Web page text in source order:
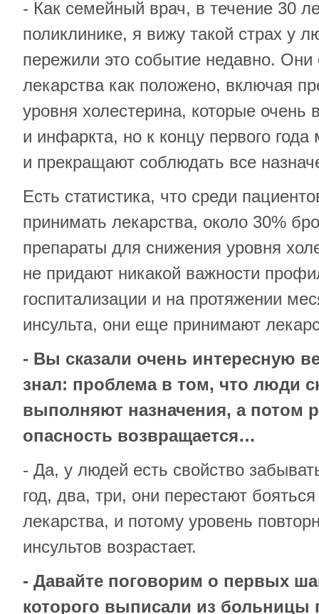
- Как семейный врач, в течение 30
поликлинике, я вижу такой страх у
пережили это событие недавно. Они
лекарства как положено, включая
уровня холестерина, которые очень
и инфаркта, но к концу первого
и прекращают соблюдать все
Есть статистика, что среди
принимать лекарства, около 30%
препараты для снижения уровня
не придают никакой важности
госпитализации и на протяжении
инсульта, они еще принимают
- Вы сказали очень интересную
знал: проблема в том, что люди
выполняют назначения, а потом
опасность возвращается…
- Да, у людей есть свойство
год, два, три, они перестают
лекарства, и потому уровень
инсультов возрастает.
- Давайте поговорим о первых
которого выписали из больницы